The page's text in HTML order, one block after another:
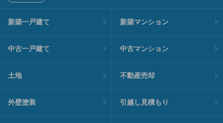
新築一戸建て 新築マンション
中古一戸建て 中古マンション
土地 不動産売却
外壁塗装 引越し見積もり